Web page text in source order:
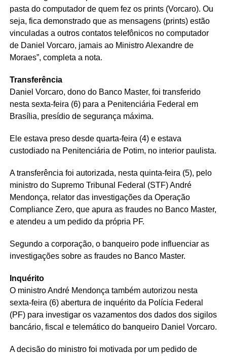
pasta do computador de quem fez os prints (Vorcaro). Ou
seja, fica demonstrado que as mensagens (prints) estão
vinculadas a outros contatos telefônicos no computador
de Daniel Vorcaro, jamais ao Ministro Alexandre de
Moraes”, completa a nota.
Transferência
Daniel Vorcaro, dono do Banco Master, foi transferido
nesta sexta-feira (6) para a Penitenciária Federal em
Brasília, presídio de segurança máxima.
Ele estava preso desde quarta-feira (4) e estava
custodiado na Penitenciária de Potim, no interior paulista.
A transferência foi autorizada, nesta quinta-feira (5), pelo
ministro do Supremo Tribunal Federal (STF) André
Mendonça, relator das investigações da Operação
Compliance Zero, que apura as fraudes no Banco Master,
e atendeu a um pedido da própria PF.
Segundo a corporação, o banqueiro pode influenciar as
investigações sobre as fraudes no Banco Master.
Inquérito
O ministro André Mendonça também autorizou nesta
sexta-feira (6) abertura de inquérito da Polícia Federal
(PF) para investigar os vazamentos dos dados dos sigilos
bancário, fiscal e telemático do banqueiro Daniel Vorcaro.
A decisão do ministro foi motivada por um pedido de